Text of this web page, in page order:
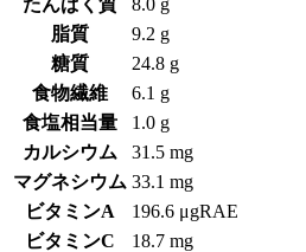
脂質
9.2 g
糖質
24.8 g
食物繊維
6.1 g
食塩相当量
1.0 g
カルシウム
31.5 mg
マグネシウム 33.1 mg
ビタミンA
196.6 μgRAE
ビタミンC
18.7 mg